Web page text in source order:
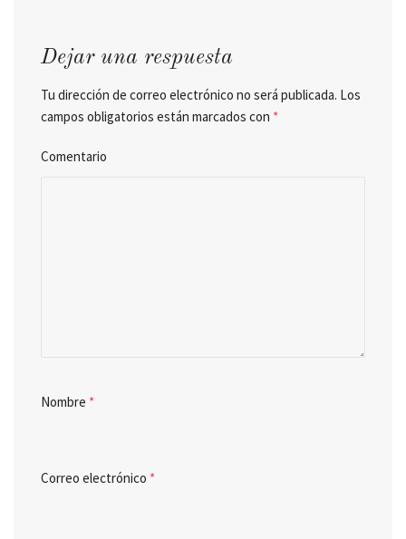
Dejar una respuesta
Tu dirección de correo electrónico no será publicada. Los
campos obligatorios están marcados con *
Comentario
Nombre *
Correo electrónico *